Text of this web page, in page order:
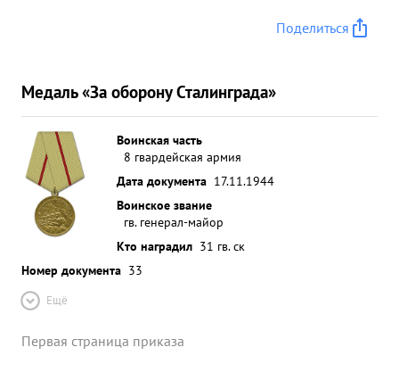
Поделиться
Медаль «За оборону Сталинграда»
Воинская часть
8 гвардейская армия
Дата документа 17.11.1944
Воинское звание
гв. генерал-майор
Кто наградил 31 гв. ск
Номер документа 33
Ещё
Первая страница приказа